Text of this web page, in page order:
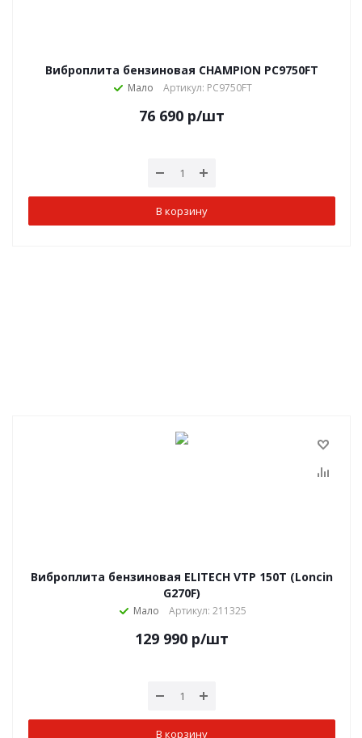
Виброплита бензиновая CHAMPION PC9750FT
Мало Артикул: PC9750FT
76 690 р/шт
В корзину
Виброплита бензиновая ELITECH VTP 150T (Loncin
G270F)
Мало Артикул: 211325
129 990 р/шт
В корзину